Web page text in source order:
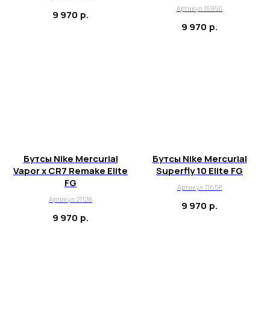
9 970 р.
Артикул 15950
9 970 р.
Бутсы Nike Mercurial
Vapor x CR7 Remake Elite
FG
Артикул 21128
9 970 р.
Бутсы Nike Mercurial
Superfly 10 Elite FG
Артикул 71658
9 970 р.